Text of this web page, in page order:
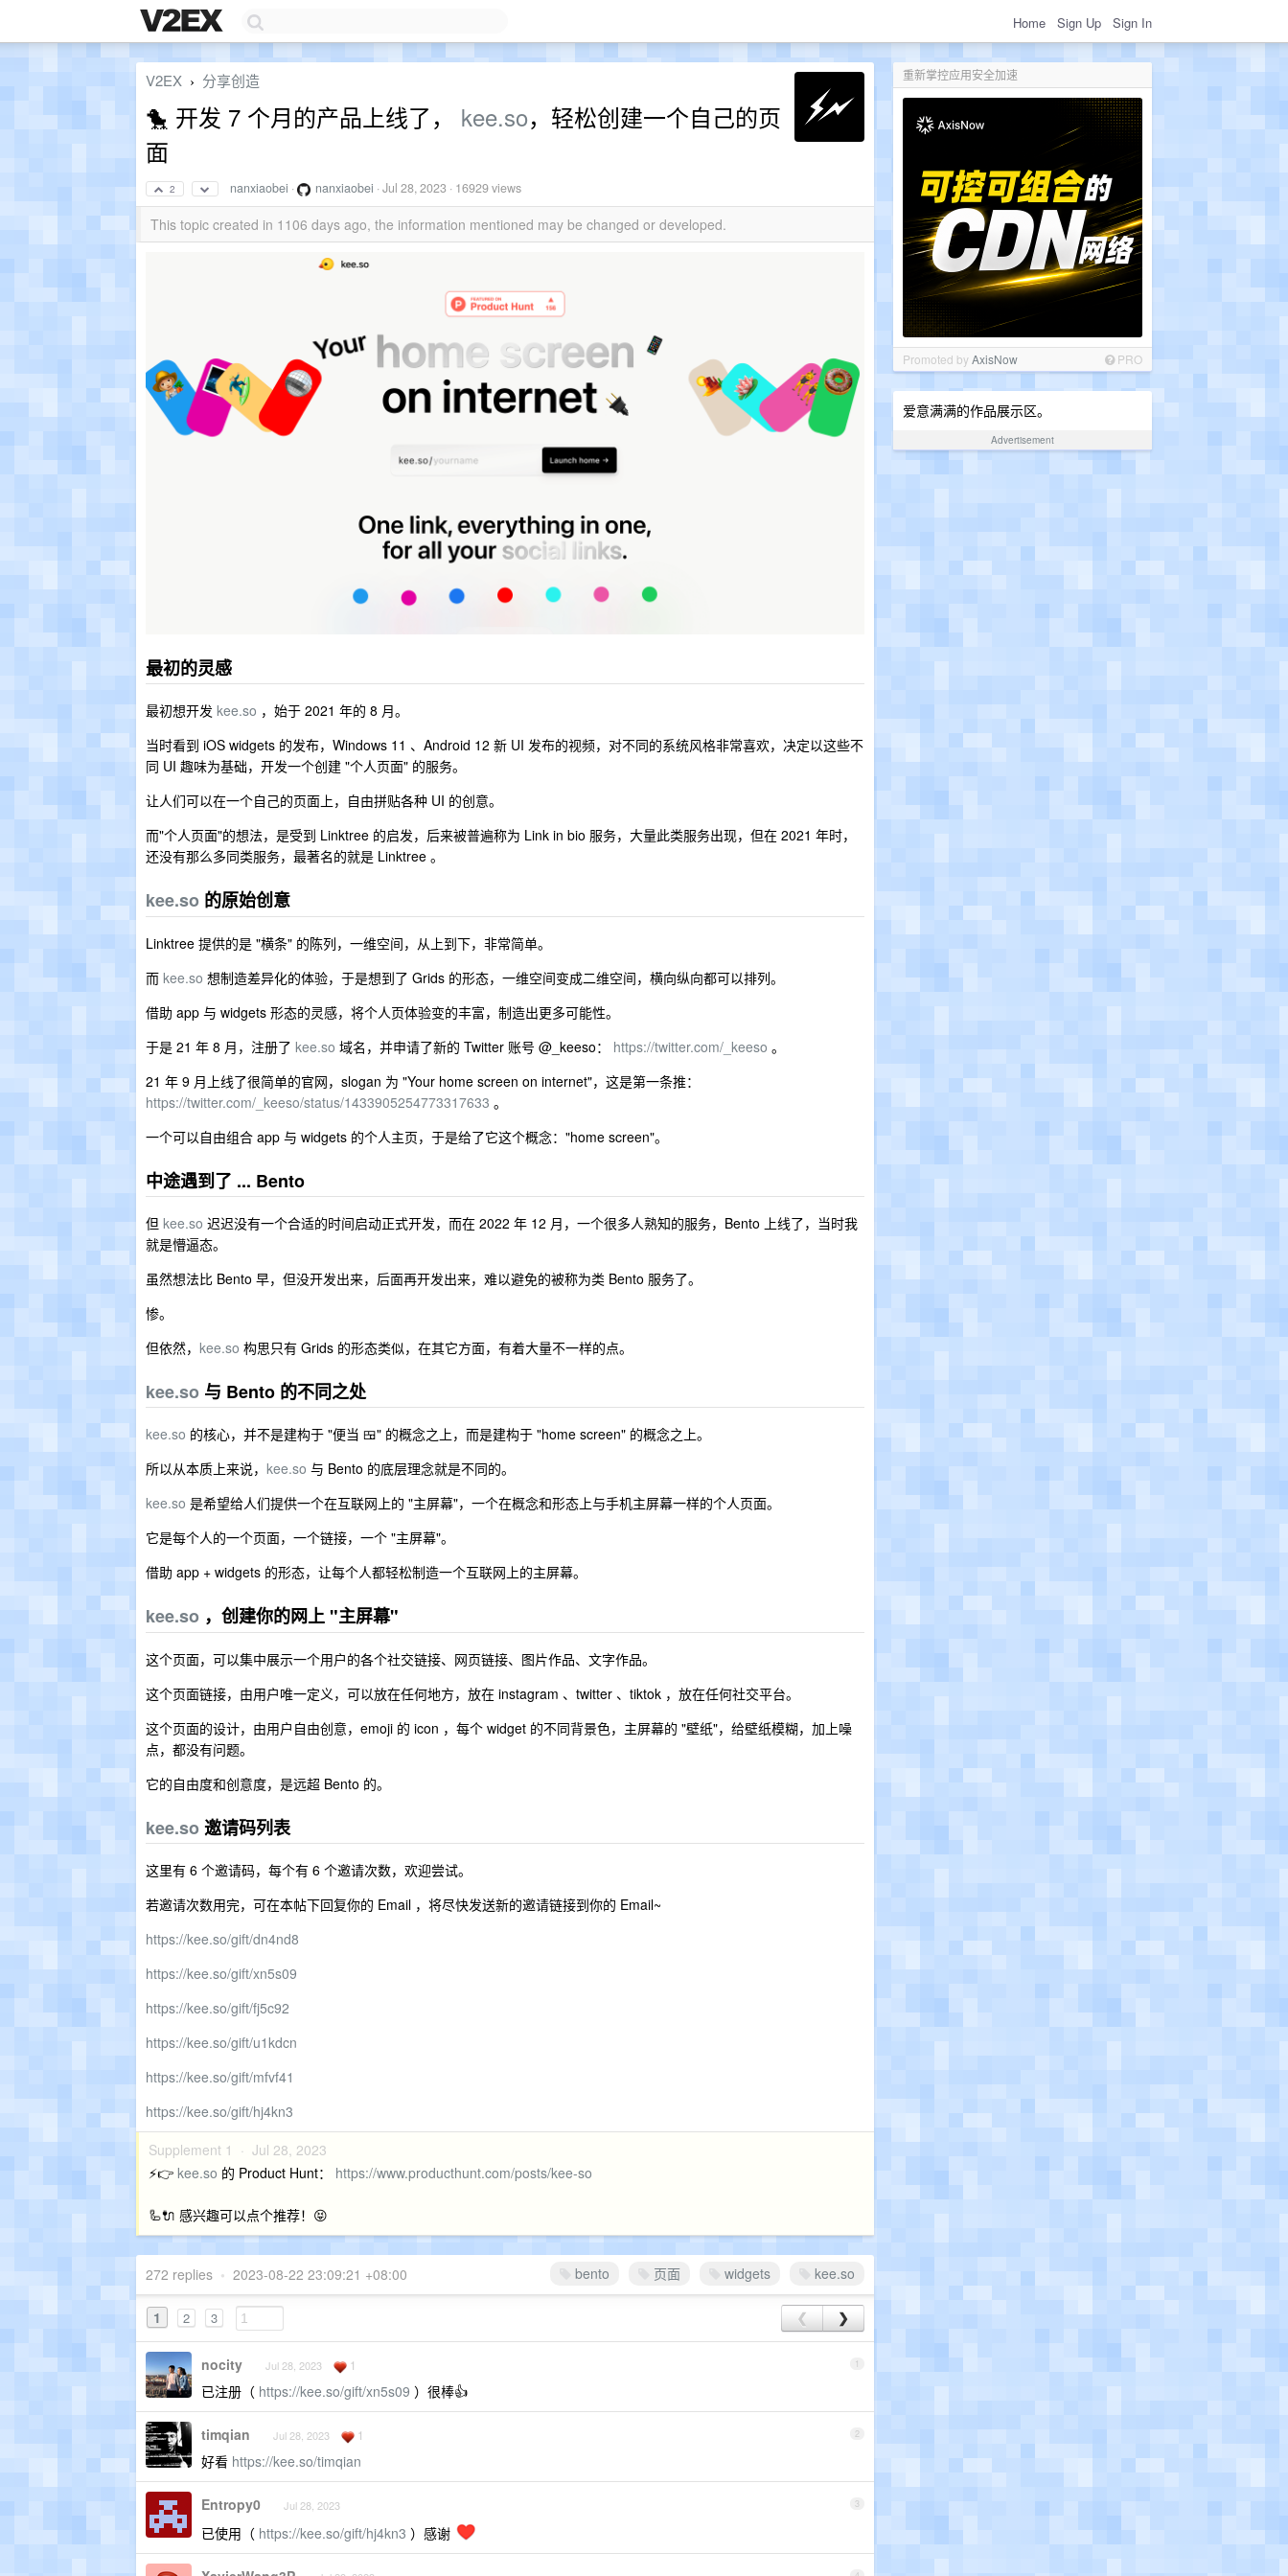
Home Sign Up Sign In
重新掌控应用安全加速
Promoted byAxisNow PRO
爱意满满的作品展示区。
Advertisement
V2EX › 分享创造
🐤 开发 7 个月的产品上线了， kee.so，轻松创建一个自己的页
面
2 nanxiaobei · nanxiaobei ·Jul 28, 2023 · 16929 views
This topic created in 1106 days ago, the information mentioned may be changed or developed.
最初的灵感
最初想开发 kee.so ，始于 2021 年的 8 月。
当时看到 iOS widgets 的发布，Windows 11 、Android 12 新 UI 发布的视频，对不同的系统风格非常喜欢，决定以这些不
同 UI 趣味为基础，开发一个创建 "个人页面" 的服务。
让人们可以在一个自己的页面上，自由拼贴各种 UI 的创意。
而"个人页面"的想法，是受到 Linktree 的启发，后来被普遍称为 Link in bio 服务，大量此类服务出现，但在 2021 年时，
还没有那么多同类服务，最著名的就是 Linktree 。
kee.so 的原始创意
Linktree 提供的是 "横条" 的陈列，一维空间，从上到下，非常简单。
而 kee.so 想制造差异化的体验，于是想到了 Grids 的形态，一维空间变成二维空间，横向纵向都可以排列。
借助 app 与 widgets 形态的灵感，将个人页体验变的丰富，制造出更多可能性。
于是 21 年 8 月，注册了 kee.so 域名，并申请了新的 Twitter 账号 @_keeso： https://twitter.com/_keeso 。
21 年 9 月上线了很简单的官网，slogan 为 "Your home screen on internet"，这是第一条推：
https://twitter.com/_keeso/status/1433905254773317633 。
一个可以自由组合 app 与 widgets 的个人主页，于是给了它这个概念："home screen"。
中途遇到了 ... Bento
但 kee.so 迟迟没有一个合适的时间启动正式开发，而在 2022 年 12 月，一个很多人熟知的服务，Bento 上线了，当时我
就是懵逼态。
虽然想法比 Bento 早，但没开发出来，后面再开发出来，难以避免的被称为类 Bento 服务了。
惨。
但依然， kee.so 构思只有 Grids 的形态类似，在其它方面，有着大量不一样的点。
kee.so 与 Bento 的不同之处
kee.so 的核心，并不是建构于 "便当 🍱" 的概念之上，而是建构于 "home screen" 的概念之上。
所以从本质上来说， kee.so 与 Bento 的底层理念就是不同的。
kee.so 是希望给人们提供一个在互联网上的 "主屏幕"，一个在概念和形态上与手机主屏幕一样的个人页面。
它是每个人的一个页面，一个链接，一个 "主屏幕"。
借助 app + widgets 的形态，让每个人都轻松制造一个互联网上的主屏幕。
kee.so ，创建你的网上 "主屏幕"
这个页面，可以集中展示一个用户的各个社交链接、网页链接、图片作品、文字作品。
这个页面链接，由用户唯一定义，可以放在任何地方，放在 instagram 、twitter 、tiktok ，放在任何社交平台。
这个页面的设计，由用户自由创意，emoji 的 icon ，每个 widget 的不同背景色，主屏幕的 "壁纸"，给壁纸模糊，加上噪
点，都没有问题。
它的自由度和创意度，是远超 Bento 的。
kee.so 邀请码列表
这里有 6 个邀请码，每个有 6 个邀请次数，欢迎尝试。
若邀请次数用完，可在本帖下回复你的 Email ，将尽快发送新的邀请链接到你的 Email~
https://kee.so/gift/dn4nd8
https://kee.so/gift/xn5s09
https://kee.so/gift/fj5c92
https://kee.so/gift/u1kdcn
https://kee.so/gift/mfvf41
https://kee.so/gift/hj4kn3
Supplement 1 · Jul 28, 2023
⚡️👉 kee.so 的 Product Hunt： https://www.producthunt.com/posts/kee-so
🦾🔌 感兴趣可以点个推荐！😝
bento 页面 widgets kee.so
272 replies • 2023-08-22 23:09:21 +08:00
1 2 3 ❮ ❯
1
nocity Jul 28, 2023 1
已注册（ https://kee.so/gift/xn5s09 ）很棒👍
2
timqian Jul 28, 2023 1
好看 https://kee.so/timqian
3
Entropy0 Jul 28, 2023
已使用（ https://kee.so/gift/hj4kn3 ）感谢